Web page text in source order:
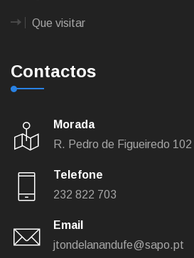
Que visitar
Contactos
Morada
R. Pedro de Figueiredo 102
Telefone
232 822 703
Email
jtondelanandufe@sapo.pt